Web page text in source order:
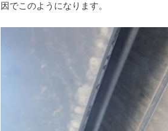
因でこのようになります。